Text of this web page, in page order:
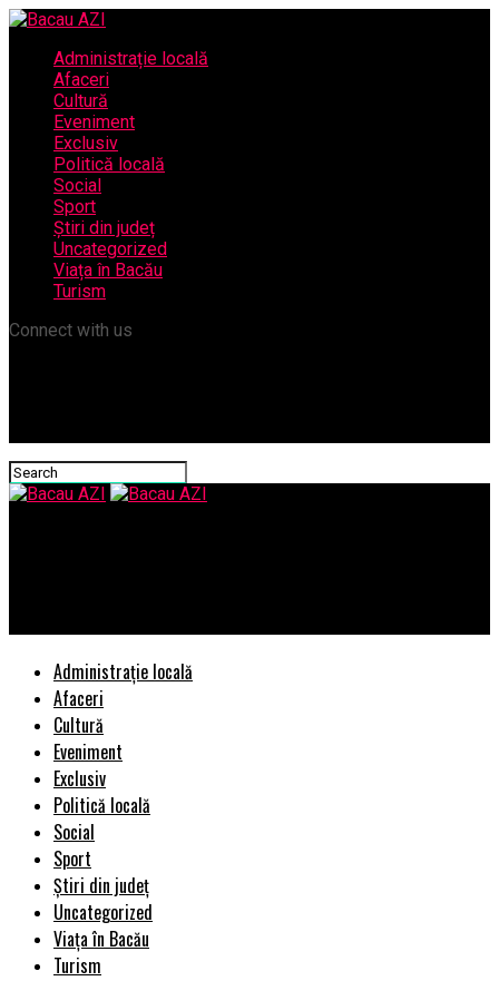
Administrație locală
Afaceri
Cultură
Eveniment
Exclusiv
Politică locală
Social
Sport
Știri din județ
Uncategorized
Viața în Bacău
Turism
Connect with us
Administrație locală
Afaceri
Cultură
Eveniment
Exclusiv
Politică locală
Social
Sport
Știri din județ
Uncategorized
Viața în Bacău
Turism